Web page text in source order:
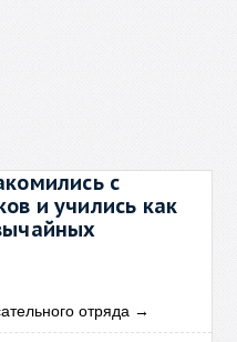
с
и учились как
отряда →